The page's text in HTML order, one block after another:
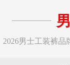
2026男士工装裤